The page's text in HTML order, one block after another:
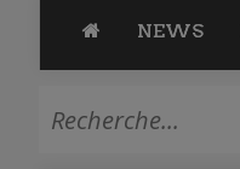
NEWS